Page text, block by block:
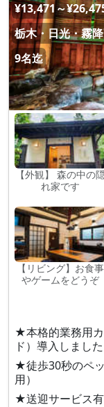
¥13,471～
栃木・日光・霧
9名迄
【外観】 森の中の
れ家です
【リビング】お食事
やゲームをどうぞ
★本格的業務用
ド）導入しました
★徒歩30秒のペ
用）
★送迎サービス有